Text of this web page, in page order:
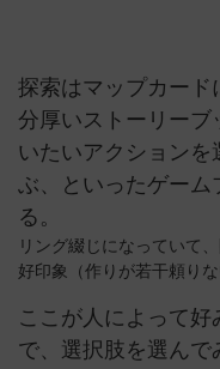
探索はマップカード
分厚いストーリーブ
いたいアクション
ぶ、といったゲーム
る。
リング綴じになっていて
好印象（作りが若干頼り
ここが人によって
で、選択肢を選んで